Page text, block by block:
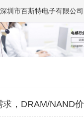
求，DRAM/NAND
深圳市百斯特电子有限公司